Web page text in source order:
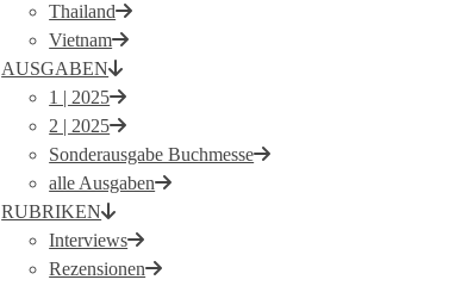
Thailand
Vietnam
AUSGABEN
1 | 2025
2 | 2025
Sonderausgabe Buchmesse
alle Ausgaben
RUBRIKEN
Interviews
Rezensionen